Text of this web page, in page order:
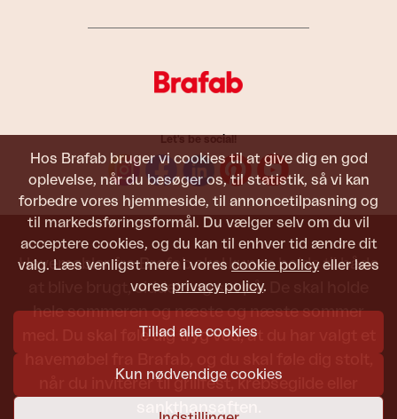
Hos Brafab bruger vi cookies til at give dig en god
oplevelse, når du besøger os, til statistik, så vi kan
forbedre vores hjemmeside, til annoncetilpasning og
til markedsføringsformål. Du vælger selv om du vil
acceptere cookies, og du kan til enhver tid ændre dit
valg. Læs venligst mere i vores cookie policy eller læs
vores privacy policy.
Tillad alle cookies
Kun nødvendige cookies
Let's be social!
Havemøbler fra Brafab skal kunne holde til både
at blive brugt, siddet i og set på. De skal holde
hele sommeren og næste og næste sommer
med. Du skal føle dig tryg ved, at du har valgt et
når du inviterer til grillfest, krebsegilde eller